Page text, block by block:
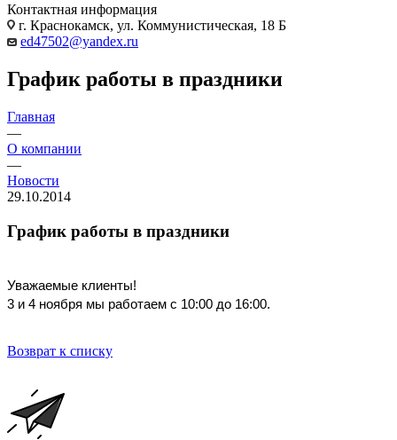
Контактная информация
г. Краснокамск, ул. Коммунистическая, 18 Б
ed47502@yandex.ru
График работы в праздники
Главная
—
О компании
—
Новости
29.10.2014
График работы в праздники
Уважаемые клиенты!
3 и 4 ноября мы работаем с 10:00 до 16:00.
Возврат к списку